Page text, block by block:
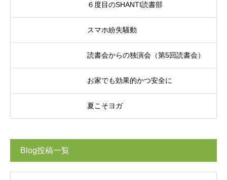
６度目のSHANTI読書部
スマホ紛失騒動
読書会からの独演会（第5回読書会）
お家でも効果的かつ安全に
夏こそヨガ
Blog投稿一覧